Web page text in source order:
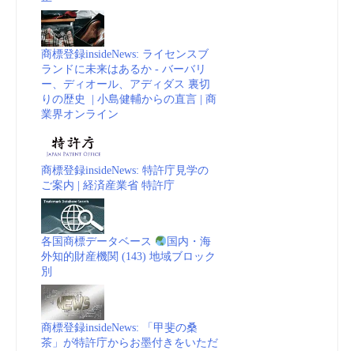
商標登録insideNews: ライセンスブ
ランドに未来はあるか - バーバリ
ー、ディオール、アディダス 裏切
りの歴史 | 小島健輔からの直言 | 商
業界オンライン
商標登録insideNews: 特許庁見学の
ご案内 | 経済産業省 特許庁
各国商標データベース
国内・海
外知的財産機関 (143) 地域ブロック
別
商標登録insideNews: 「甲斐の桑
茶」が特許庁からお墨付きをいただ